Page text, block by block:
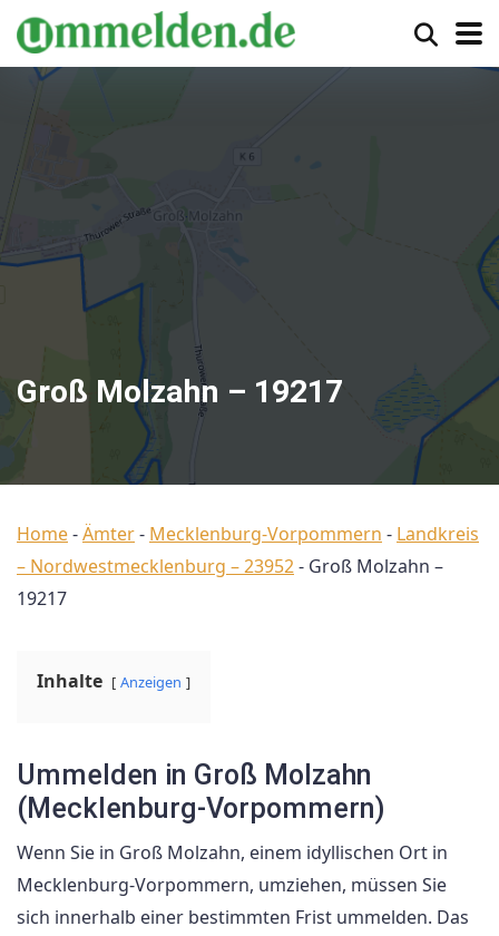
Groß Molzahn – 19217
Home-Ämter- Mecklenburg-Vorpommern - Landkreis
– Nordwestmecklenburg – 23952- Groß Molzahn –
19217
Inhalte Anzeigen
Ummelden in Groß Molzahn
(Mecklenburg-Vorpommern)
Wenn Sie in Groß Molzahn, einem idyllischen Ort in
Mecklenburg-Vorpommern, umziehen, müssen Sie
sich innerhalb einer bestimmten Frist ummelden. Das